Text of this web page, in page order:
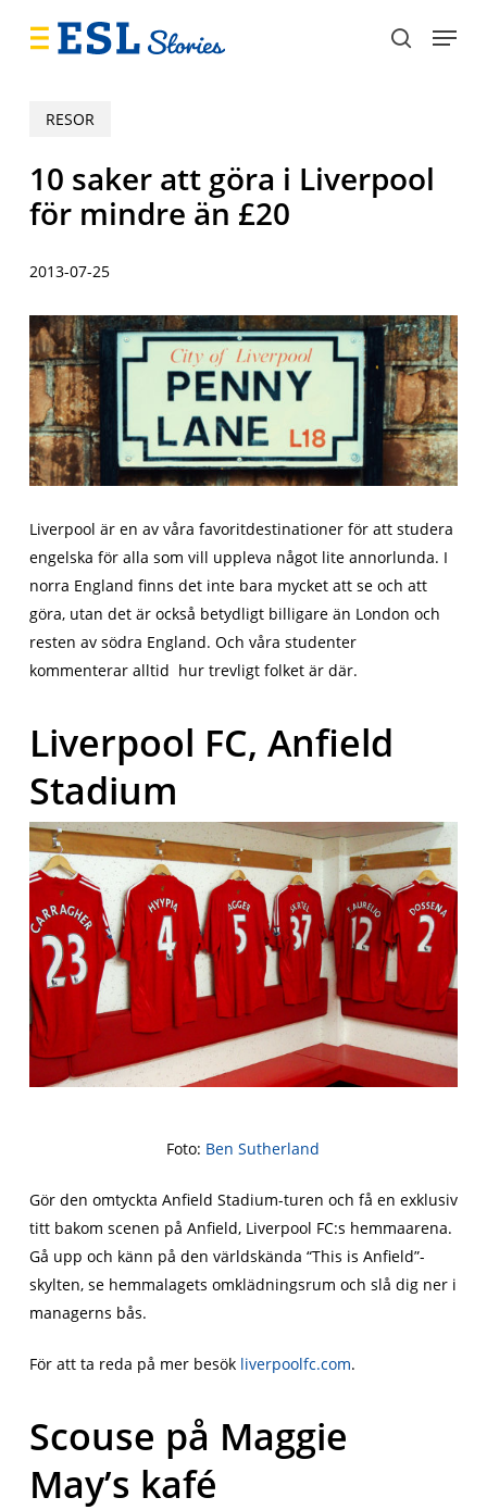
search
Menu
RESOR
10 saker att göra i Liverpool
för mindre än £20
2013-07-25
Liverpool är en av våra favoritdestinationer för att studera
engelska för alla som vill uppleva något lite annorlunda. I
norra England finns det inte bara mycket att se och att
göra, utan det är också betydligt billigare än London och
resten av södra England. Och våra studenter
kommenterar alltid hur trevligt folket är där.
Liverpool FC, Anfield
Stadium
Foto: Ben Sutherland
Gör den omtyckta Anfield Stadium-turen och få en exklusiv
titt bakom scenen på Anfield, Liverpool FC:s hemmaarena.
Gå upp och känn på den världskända “This is Anfield”-
skylten, se hemmalagets omklädningsrum och slå dig ner i
managerns bås.
För att ta reda på mer besök liverpoolfc.com.
Scouse på Maggie
May’s kafé